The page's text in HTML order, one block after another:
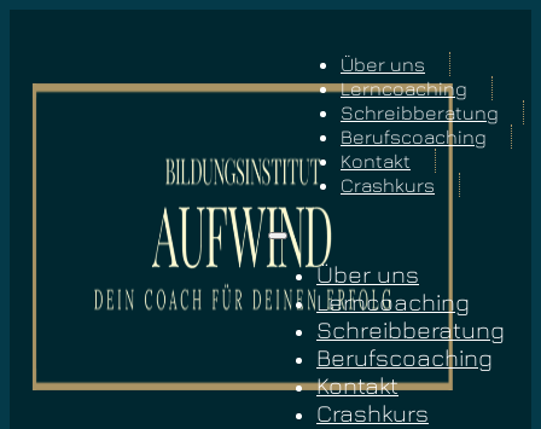
Über uns
Lerncoaching
Schreibberatung
Berufscoaching
Kontakt
Crashkurs
Über uns
Lerncoaching
Schreibberatung
Berufscoaching
Kontakt
Crashkurs